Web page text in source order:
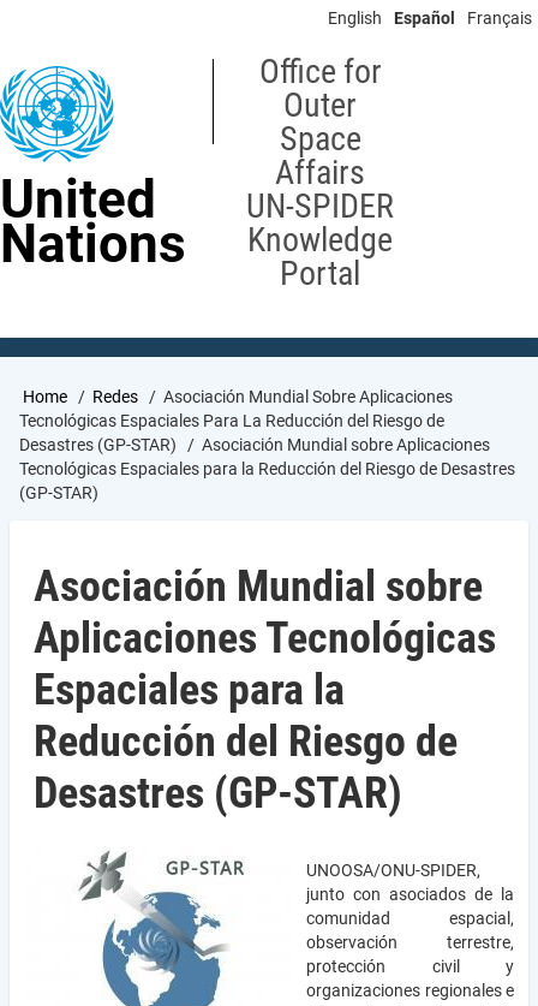
content
English Español Français
United
Nations
Office for
Outer
Space
Affairs
UN-SPIDER
Knowledge
Portal
Breadcrumb
Home Redes
Asociación Mundial Sobre Aplicaciones
Tecnológicas Espaciales Para La Reducción del Riesgo de
Desastres (GP-STAR)
Asociación Mundial sobre Aplicaciones
Tecnológicas Espaciales para la Reducción del Riesgo de Desastres
(GP-STAR)
Asociación Mundial sobre
Aplicaciones Tecnológicas
Espaciales para la
Reducción del Riesgo de
Desastres (GP-STAR)
UNOOSA/ONU-SPIDER,
junto con asociados de la
comunidad espacial,
observación terrestre,
protección civil y
organizaciones regionales e